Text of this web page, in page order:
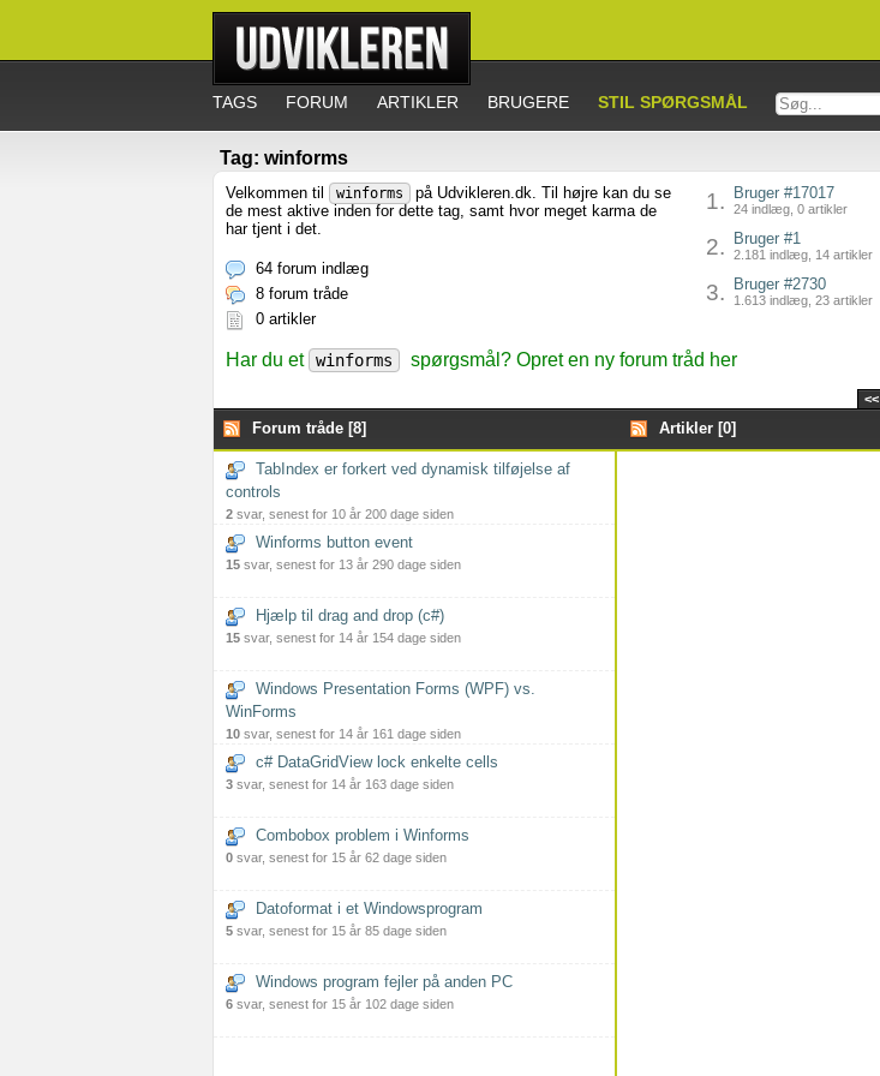
TAGS FORUM ARTIKLER BRUGERE STIL SPØRGSMÅL
Tag: winforms
Velkommen til winforms
på Udvikleren.dk. Til højre kan du se
de mest aktive inden for dette tag, samt hvor meget karma de
har tjent i det.
64 forum indlæg
8 forum tråde
0 artikler
1. Bruger #17017
24 indlæg, 0 artikler
2. Bruger #1
2.181 indlæg, 14 artikler
3. Bruger #2730
1.613 indlæg, 23 artikler
Har du et winforms spørgsmål? Opret en ny forum tråd her
<<
Forum tråde [8] Artikler [0]
TabIndex er forkert ved dynamisk tilføjelse af
controls
2 svar, senest for 10 år 200 dage siden
Winforms button event
15 svar, senest for 13 år 290 dage siden
Hjælp til drag and drop (c#)
15 svar, senest for 14 år 154 dage siden
Windows Presentation Forms (WPF) vs.
WinForms
10 svar, senest for 14 år 161 dage siden
c# DataGridView lock enkelte cells
3 svar, senest for 14 år 163 dage siden
Combobox problem i Winforms
0 svar, senest for 15 år 62 dage siden
Datoformat i et Windowsprogram
5 svar, senest for 15 år 85 dage siden
Windows program fejler på anden PC
6 svar, senest for 15 år 102 dage siden